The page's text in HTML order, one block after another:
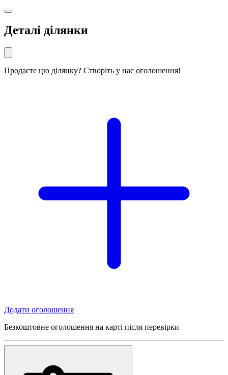
Деталі ділянки
Продаєте цю ділянку? Створіть у нас оголошення!
Додати оголошення
Безкоштовне оголошення на карті після перевірки